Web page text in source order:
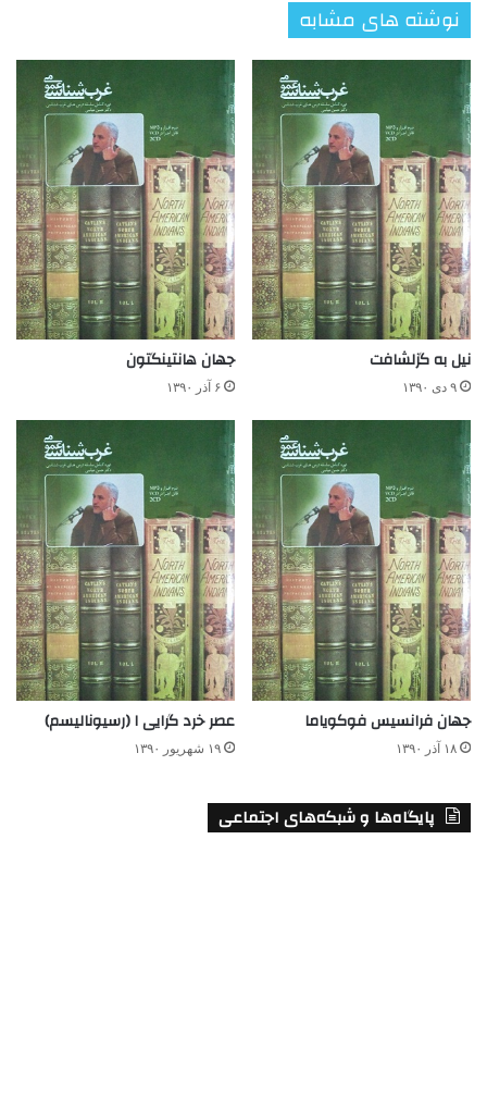
نوشته های مشابه
نیل به گزلشافت
۹ دی ۱۳۹۰
جهان هانتینگتون
۶ آذر ۱۳۹۰
جهان فرانسیس فوکویاما
۱۸ آذر ۱۳۹۰
عصر خرد گرایی ۱ (رسیونالیسم)
۱۹ شهریور ۱۳۹۰
پایگاه‌ها و شبکه‌های اجتماعی